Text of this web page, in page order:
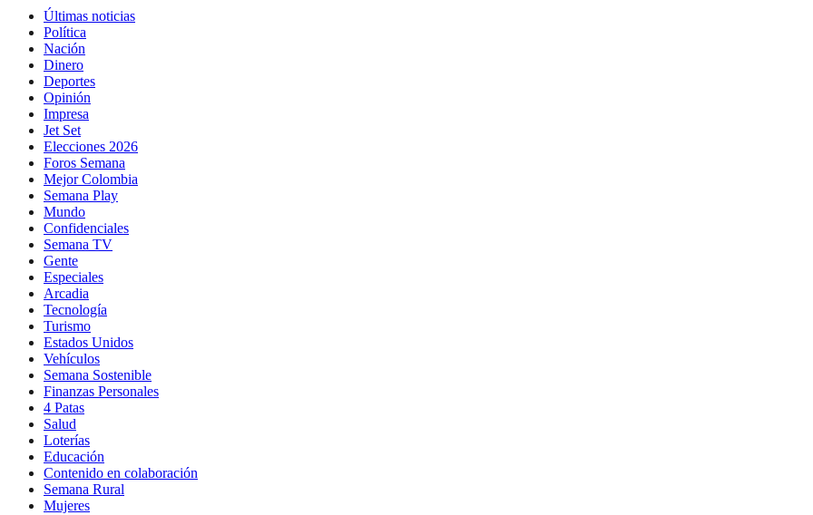
Últimas noticias
Política
Nación
Dinero
Deportes
Opinión
Impresa
Jet Set
Elecciones 2026
Foros Semana
Mejor Colombia
Semana Play
Mundo
Confidenciales
Semana TV
Gente
Especiales
Arcadia
Tecnología
Turismo
Estados Unidos
Vehículos
Semana Sostenible
Finanzas Personales
4 Patas
Salud
Loterías
Educación
Contenido en colaboración
Semana Rural
Mujeres